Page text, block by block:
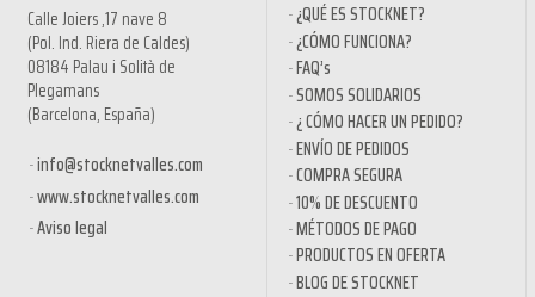
Calle Joiers ,17 nave 8
(Pol. Ind. Riera de Caldes)
08184 Palau i Solità de
Plegamans
(Barcelona, España)
info@stocknetvalles.com
www.stocknetvalles.com
Aviso legal
¿QUÉ ES STOCKNET?
¿CÓMO FUNCIONA?
FAQ’s
SOMOS SOLIDARIOS
¿ CÓMO HACER UN PEDIDO?
ENVÍO DE PEDIDOS
COMPRA SEGURA
10% DE DESCUENTO
MÉTODOS DE PAGO
PRODUCTOS EN OFERTA
BLOG DE STOCKNET